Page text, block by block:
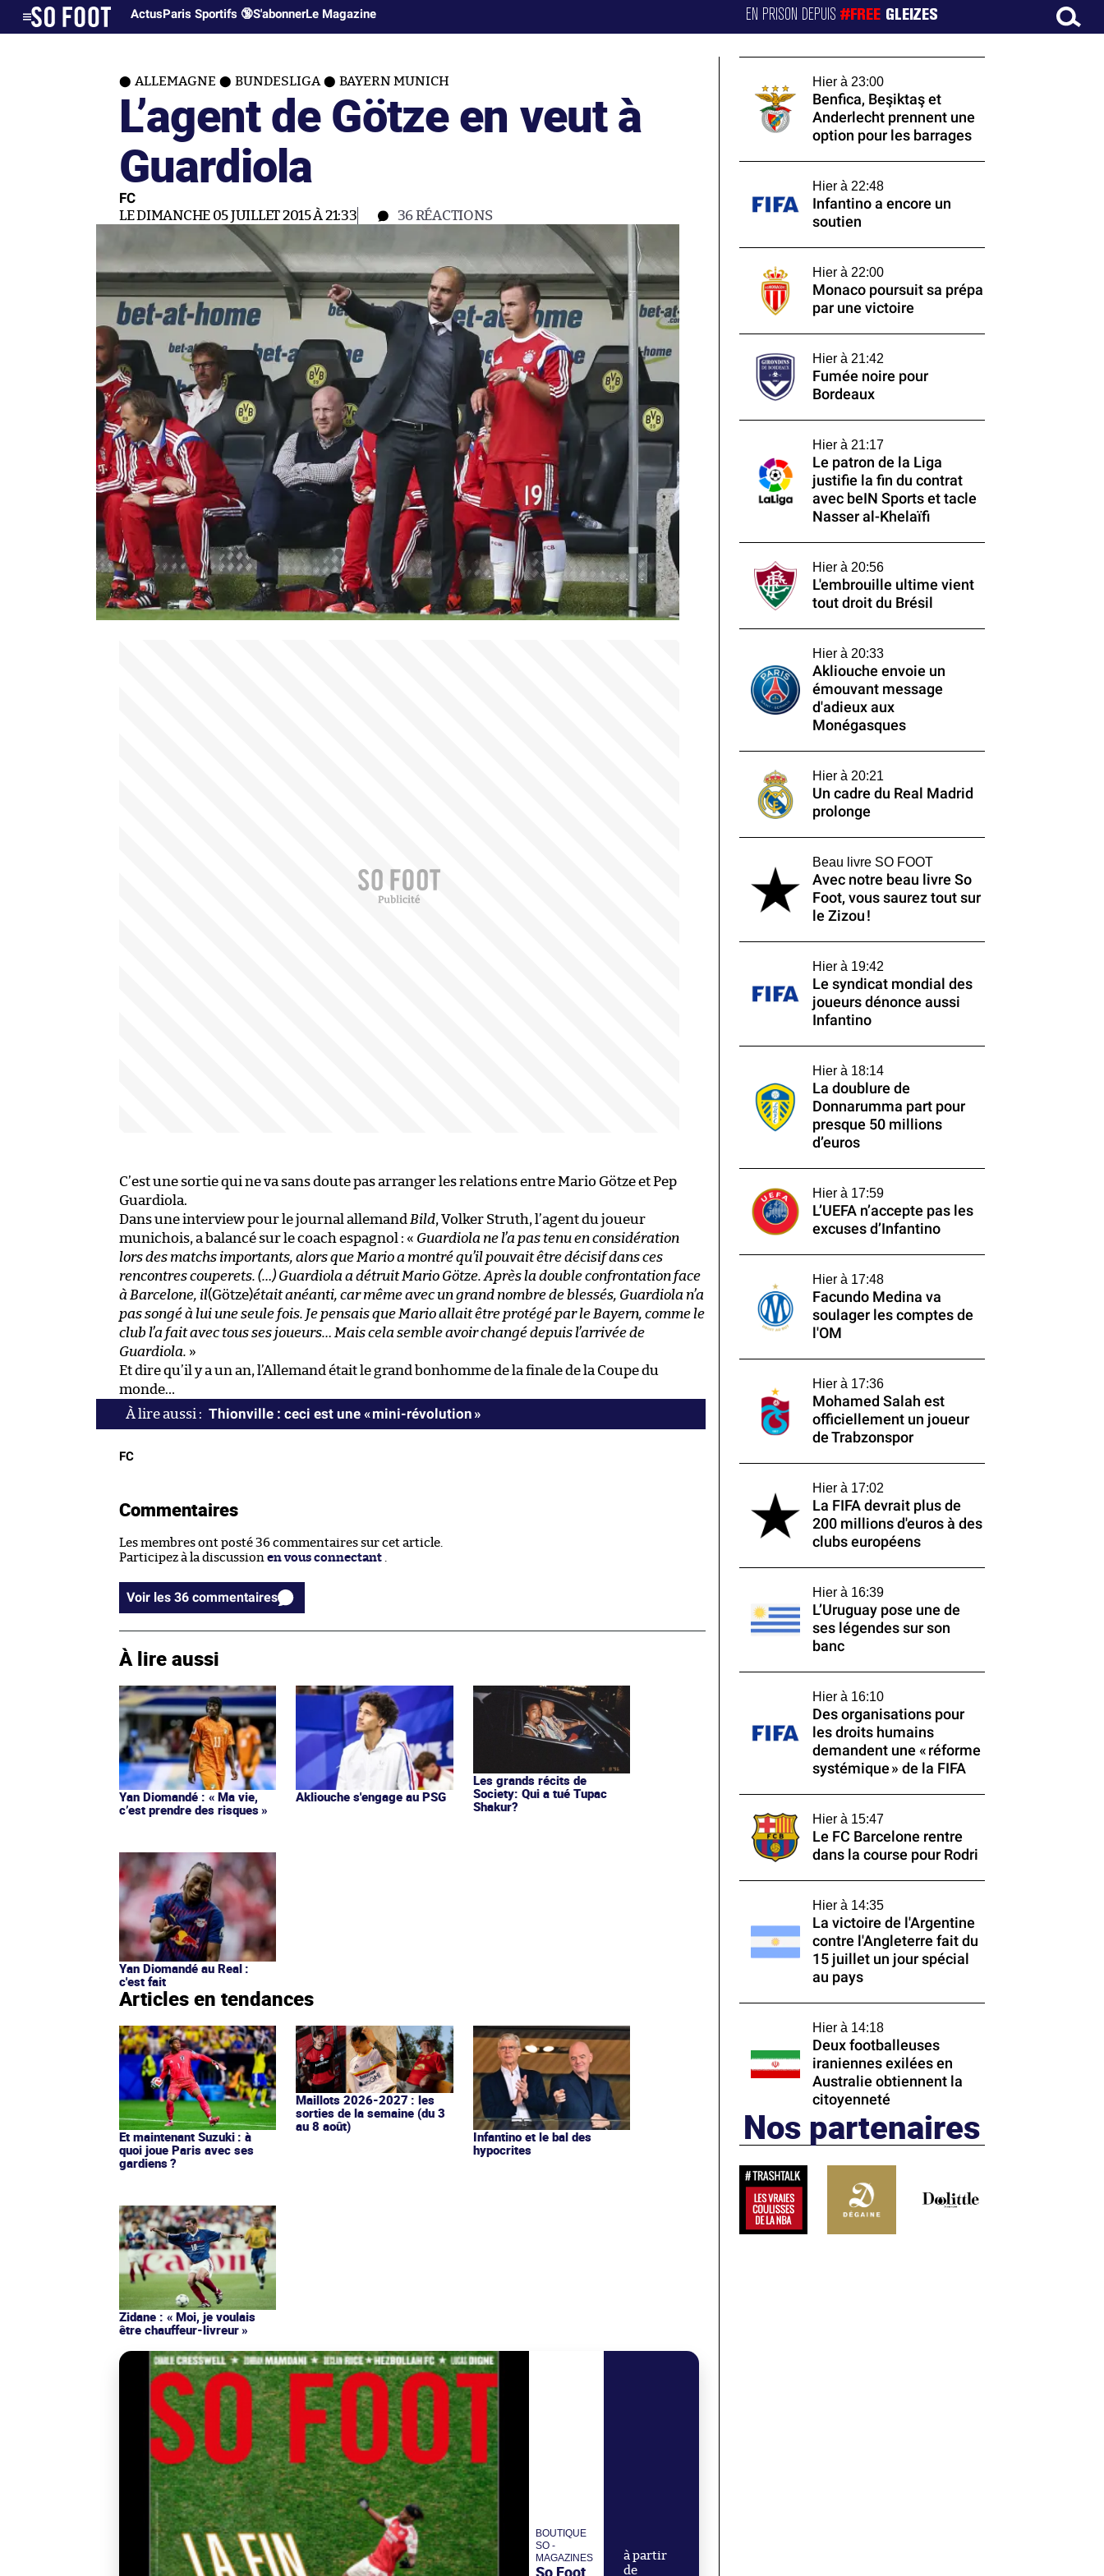
ActusParis Sportifs 🔞S'abonnerLe Magazine EN PRISON DEPUIS#FREE GLEIZES
ALLEMAGNE BUNDESLIGA BAYERN MUNICH
L’agent de Götze en veut à
Guardiola
FC
LE DIMANCHE 05 JUILLET 2015 À 21:33 36RÉACTIONS
C’est une sortie qui ne va sans doute pas arranger les relations entre Mario Götze et Pep
Guardiola.
Dans une interview pour le journal allemand Bild, Volker Struth, l’agent du joueur
munichois, a balancé sur le coach espagnol : « Guardiola ne l’a pas tenu en considération
lors des matchs importants, alors que Mario a montré qu’il pouvait être décisif dans ces
rencontres couperets. (…) Guardiola a détruit Mario Götze. Après la double confrontation face
à Barcelone, il(Götze)était anéanti, car même avec un grand nombre de blessés, Guardiola n’a
pas songé à lui une seule fois. Je pensais que Mario allait être protégé par le Bayern, comme le
club l’a fait avec tous ses joueurs… Mais cela semble avoir changé depuis l’arrivée de
Guardiola. »
Et dire qu’il y a un an, l’Allemand était le grand bonhomme de la finale de la Coupe du
monde…
Thionville : ceci est une « mini-révolution »
FC
Commentaires
Les membres ont posté 36 commentaires sur cet article.
Participez à la discussion en vous connectant .
Voir les 36 commentaires
À lire aussi
Yan Diomandé : « Ma vie,
c’est prendre des risques »
Akliouche s'engage au PSG
Les grands récits de
Society: Qui a tué Tupac
Shakur?
Yan Diomandé au Real :
c'est fait
Articles en tendances
Et maintenant Suzuki : à
quoi joue Paris avec ses
gardiens ?
Maillots 2026-2027 : les
sorties de la semaine (du 3
au 8 août)
Infantino et le bal des
hypocrites
Zidane : « Moi, je voulais
être chauffeur-livreur »
BOUTIQUE
SO -
MAGAZINES
à partir
de
Hier à 23:00
Benfica, Beşiktaş et
Anderlecht prennent une
option pour les barrages
Hier à 22:48
Infantino a encore un
soutien
Hier à 22:00
Monaco poursuit sa prépa
par une victoire
Hier à 21:42
Fumée noire pour
Bordeaux
Hier à 21:17
Le patron de la Liga
justifie la fin du contrat
avec beIN Sports et tacle
Nasser al-Khelaïfi
Hier à 20:56
L'embrouille ultime vient
tout droit du Brésil
Hier à 20:33
Akliouche envoie un
émouvant message
d'adieux aux
Monégasques
Hier à 20:21
Un cadre du Real Madrid
prolonge
Beau livre SO FOOT
Avec notre beau livre So
Foot, vous saurez tout sur
le Zizou !
Hier à 19:42
Le syndicat mondial des
joueurs dénonce aussi
Infantino
Hier à 18:14
La doublure de
Donnarumma part pour
presque 50 millions
d’euros
Hier à 17:59
L’UEFA n’accepte pas les
excuses d’Infantino
Hier à 17:48
Facundo Medina va
soulager les comptes de
l'OM
Hier à 17:36
Mohamed Salah est
officiellement un joueur
de Trabzonspor
Hier à 17:02
La FIFA devrait plus de
200 millions d'euros à des
clubs européens
Hier à 16:39
L’Uruguay pose une de
ses légendes sur son
banc
Hier à 16:10
Des organisations pour
les droits humains
demandent une « réforme
systémique » de la FIFA
Hier à 15:47
Le FC Barcelone rentre
dans la course pour Rodri
Hier à 14:35
La victoire de l'Argentine
contre l'Angleterre fait du
15 juillet un jour spécial
au pays
Hier à 14:18
Deux footballeuses
iraniennes exilées en
Australie obtiennent la
citoyenneté
Nos partenaires